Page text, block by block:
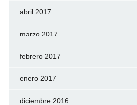
abril 2017
marzo 2017
febrero 2017
enero 2017
diciembre 2016